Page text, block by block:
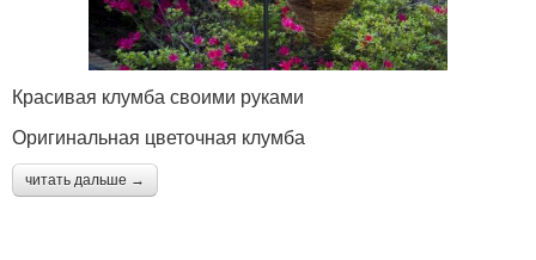
Красивая клумба своими руками
Оригинальная цветочная клумба
читать дальше →